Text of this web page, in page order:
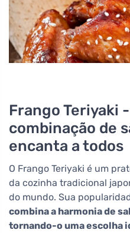
Frango Teriyaki
combinação de
encanta a todos
O Frango Teriyaki é um
da cozinha tradicional
do mundo. Sua
combina a harmonia de
tornando-o uma escolha